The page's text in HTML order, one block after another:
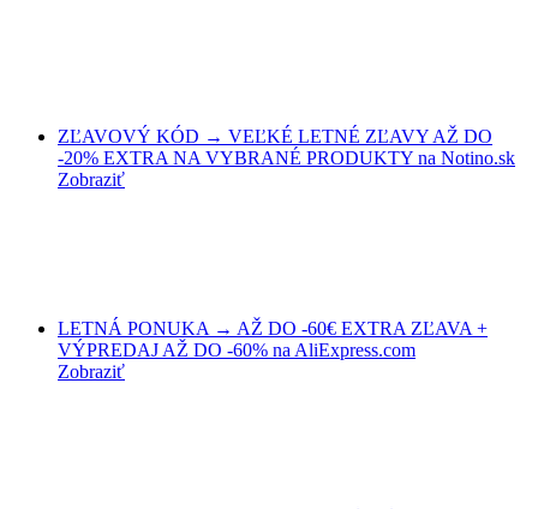
ZĽAVOVÝ KÓD → VEĽKÉ LETNÉ ZĽAVY AŽ DO
-20% EXTRA NA VYBRANÉ PRODUKTY na Notino.sk
Zobraziť
LETNÁ PONUKA → AŽ DO -60€ EXTRA ZĽAVA +
VÝPREDAJ AŽ DO -60% na AliExpress.com
Zobraziť